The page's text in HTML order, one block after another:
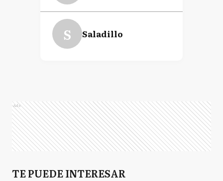
S Saladillo
Ads
TE PUEDE INTERESAR